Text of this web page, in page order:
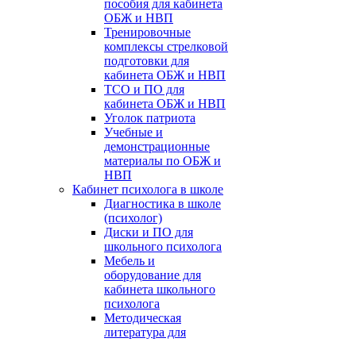
пособия для кабинета
ОБЖ и НВП
Тренировочные
комплексы стрелковой
подготовки для
кабинета ОБЖ и НВП
ТСО и ПО для
кабинета ОБЖ и НВП
Уголок патриота
Учебные и
демонстрационные
материалы по ОБЖ и
НВП
Кабинет психолога в школе
Диагностика в школе
(психолог)
Диски и ПО для
школьного психолога
Мебель и
оборудование для
кабинета школьного
психолога
Методическая
литература для